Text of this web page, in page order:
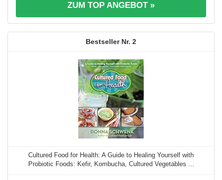
ZUM TOP ANGEBOT »
2
Cultured Food for Health: A Guide to Healing Yourself with
Probiotic Foods: Kefir, Kombucha, Cultured Vegetables ...